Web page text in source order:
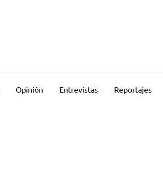
Opinión Entrevistas Reportajes